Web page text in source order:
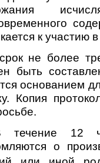
к участию
не более
быть
основанием
Копия
12
о